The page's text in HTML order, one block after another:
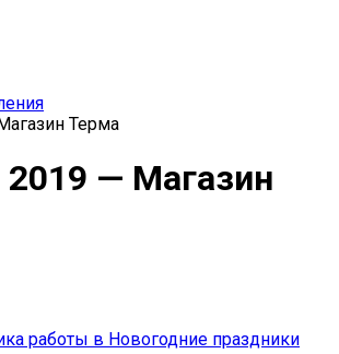
Терма
— Магазин
работы в Новогодние праздники